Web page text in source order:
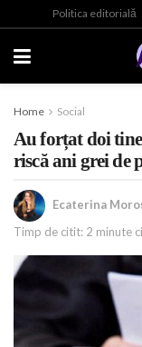
Politica editorială
Home Social
Au forțat doi
riscă ani grei de
Ecaterina
Timp de citit: 2 minute